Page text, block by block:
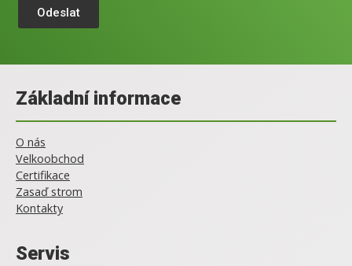
Odeslat
Základní informace
O nás
Velkoobchod
Certifikace
Zasaď strom
Kontakty
Servis